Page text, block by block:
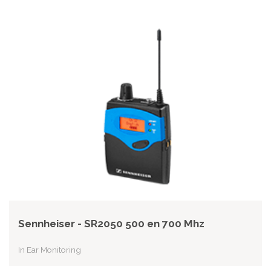
Sennheiser - SR2050 500 en 700 Mhz
In Ear Monitoring